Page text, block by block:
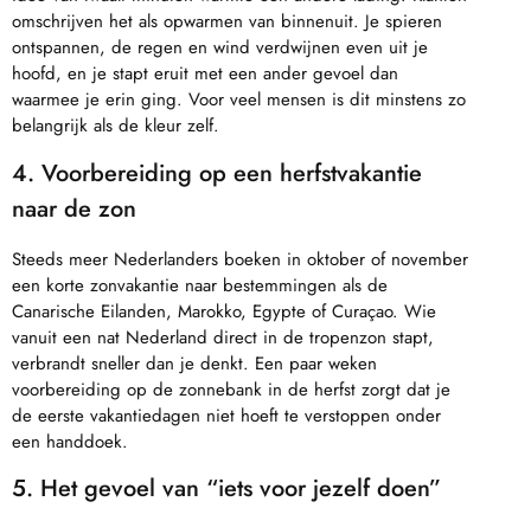
omschrijven het als opwarmen van binnenuit. Je spieren
ontspannen, de regen en wind verdwijnen even uit je
hoofd, en je stapt eruit met een ander gevoel dan
waarmee je erin ging. Voor veel mensen is dit minstens zo
belangrijk als de kleur zelf.
4. Voorbereiding op een herfstvakantie
naar de zon
Steeds meer Nederlanders boeken in oktober of november
een korte zonvakantie naar bestemmingen als de
Canarische Eilanden, Marokko, Egypte of Curaçao. Wie
vanuit een nat Nederland direct in de tropenzon stapt,
verbrandt sneller dan je denkt. Een paar weken
voorbereiding op de zonnebank in de herfst zorgt dat je
de eerste vakantiedagen niet hoeft te verstoppen onder
een handdoek.
5. Het gevoel van “iets voor jezelf doen”